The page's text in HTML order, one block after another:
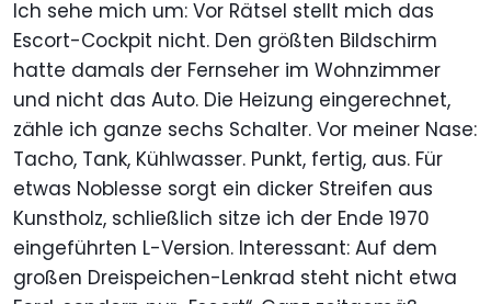
Ich sehe mich um: Vor Rätsel stellt mich das
Escort-Cockpit nicht. Den größten Bildschirm
hatte damals der Fernseher im Wohnzimmer
und nicht das Auto. Die Heizung eingerechnet,
zähle ich ganze sechs Schalter. Vor meiner Nase:
Tacho, Tank, Kühlwasser. Punkt, fertig, aus. Für
etwas Noblesse sorgt ein dicker Streifen aus
Kunstholz, schließlich sitze ich der Ende 1970
eingeführten L-Version. Interessant: Auf dem
großen Dreispeichen-Lenkrad steht nicht etwa